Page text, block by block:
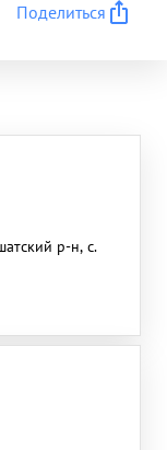
Поделиться
р-н, с.